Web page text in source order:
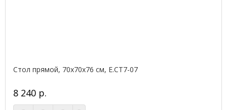
Стол прямой, 70x70x76 см, Е.СТ7-07
8 240 р.